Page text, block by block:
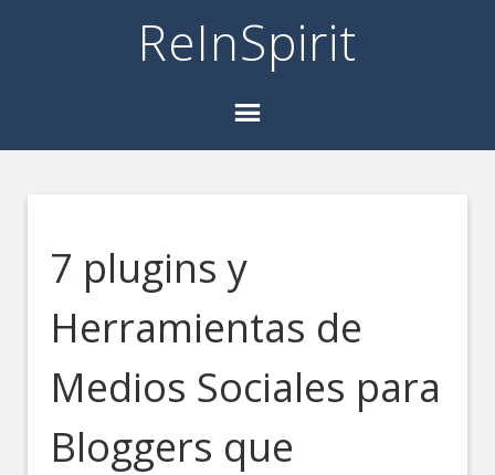
ReInSpirit
7 plugins y
Herramientas de
Medios Sociales para
Bloggers que